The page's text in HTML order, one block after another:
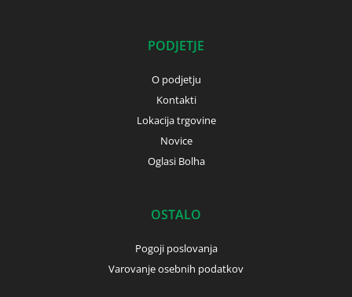
PODJETJE
O podjetju
Kontakti
Lokacija trgovine
Novice
Oglasi Bolha
OSTALO
Pogoji poslovanja
Varovanje osebnih podatkov